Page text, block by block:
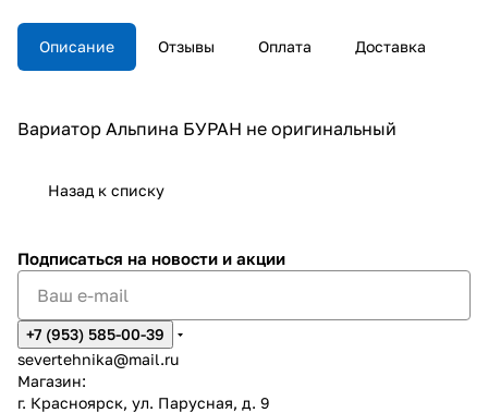
Описание Отзывы Оплата Доставка
Вариатор Альпина БУРАН не оригинальный
Назад к списку
Подписаться на новости и акции
+7 (953) 585-00-39
severtehnika@mail.ru
Магазин:
г. Красноярск, ул. Парусная, д. 9